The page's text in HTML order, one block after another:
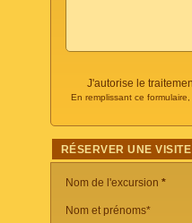
J'autorise le
En remplissant ce
RÉSERVER UNE
Nom de l'excursion *
Nom et prénoms*